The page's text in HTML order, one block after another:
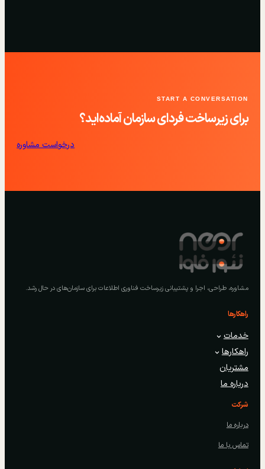
START A CONVERSATION
برای زیرساخت فردای سازمان آماده‌اید؟
درخواست مشاوره
مشاوره، طراحی، اجرا و پشتیبانی زیرساخت فناوری اطلاعات برای سازمان‌های در حال رشد.
راهکارها
خدمات
راهکارها
مشتریان
درباره ما
شرکت
درباره ما
تماس با ما